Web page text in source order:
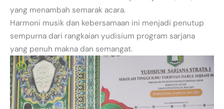
yang menambah semarak acara.
Harmoni musik dan kebersamaan ini menjadi penutup
sempurna dari rangkaian yudisium program sarjana
yang penuh makna dan semangat.